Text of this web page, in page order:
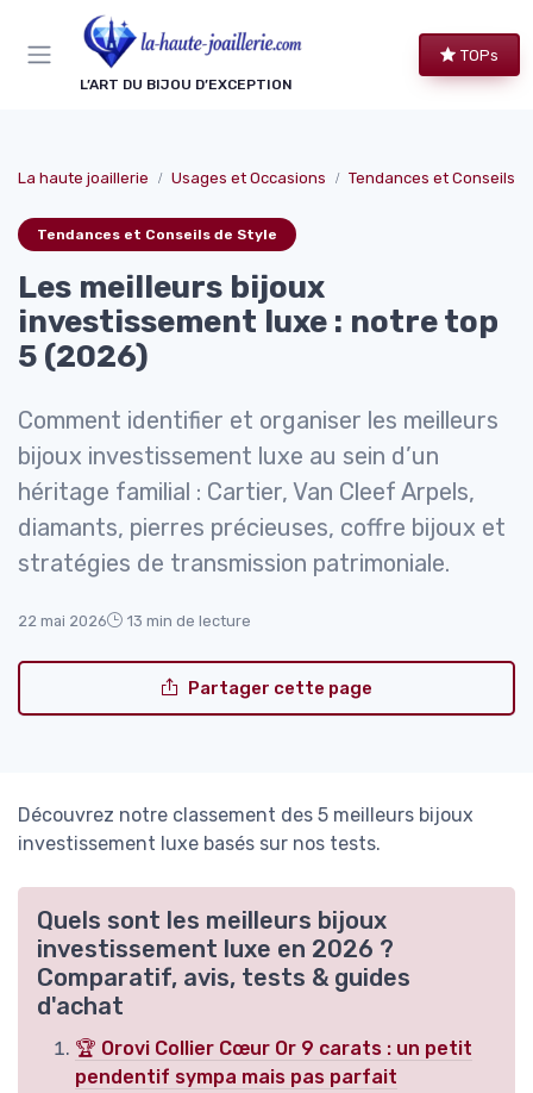
L’ART DU BIJOU D’EXCEPTION
TOPs
La haute joaillerie Usages et Occasions Tendances et Conseils
Tendances et Conseils de Style
Les meilleurs bijoux
investissement luxe : notre top
5 (2026)
Comment identifier et organiser les meilleurs
bijoux investissement luxe au sein d’un
héritage familial : Cartier, Van Cleef Arpels,
diamants, pierres précieuses, coffre bijoux et
stratégies de transmission patrimoniale.
22 mai 2026 13 min de lecture
Partager cette page
Découvrez notre classement des 5 meilleurs bijoux
investissement luxe basés sur nos tests.
Quels sont les meilleurs bijoux
investissement luxe en 2026 ?
Comparatif, avis, tests & guides
d'achat
🏆 Orovi Collier Cœur Or 9 carats : un petit
pendentif sympa mais pas parfait
Panneau de gestion des cookies